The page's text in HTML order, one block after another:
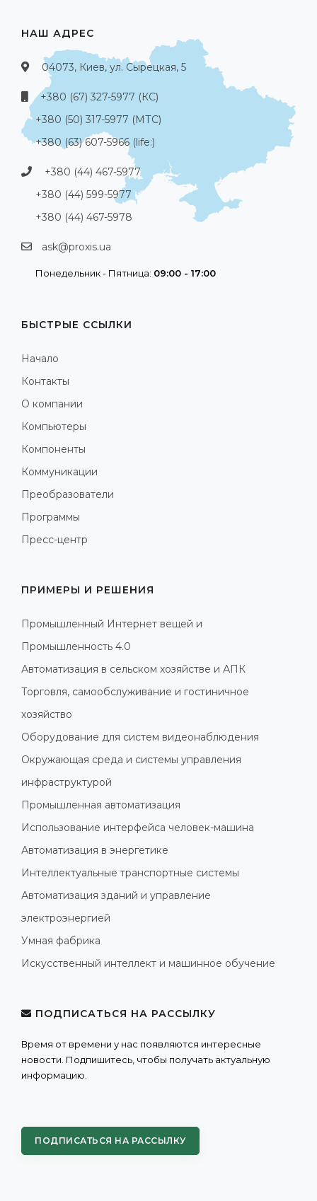
НАШ АДРЕС
04073, Киев, ул. Сырецкая, 5
+380 (67) 327-5977 (КС)
+380 (50) 317-5977 (МТС)
+380 (63) 607-5966 (life:)
+380 (44) 467-5977
+380 (44) 599-5977
+380 (44) 467-5978
ask@proxis.ua
Понедельник - Пятница: 09:00 - 17:00
БЫСТРЫЕ ССЫЛКИ
Начало
Контакты
О компании
Компьютеры
Компоненты
Коммуникации
Преобразователи
Программы
Пресс-центр
ПРИМЕРЫ И РЕШЕНИЯ
Промышленный Интернет вещей и
Промышленность 4.0
Автоматизация в сельском хозяйстве и АПК
Торговля, самообслуживание и гостиничное
хозяйство
Оборудование для систем видеонаблюдения
Окружающая среда и системы управления
инфраструктурой
Промышленная автоматизация
Использование интерфейса человек-машина
Автоматизация в энергетике
Интеллектуальные транспортные системы
Автоматизация зданий и управление
электроэнергией
Умная фабрика
Искусственный интеллект и машинное обучение
ПОДПИСАТЬСЯ НА РАССЫЛКУ
Время от времени у нас появляются интересные
новости. Подпишитесь, чтобы получать актуальную
информацию.
ПОДПИСАТЬСЯ НА РАССЫЛКУ